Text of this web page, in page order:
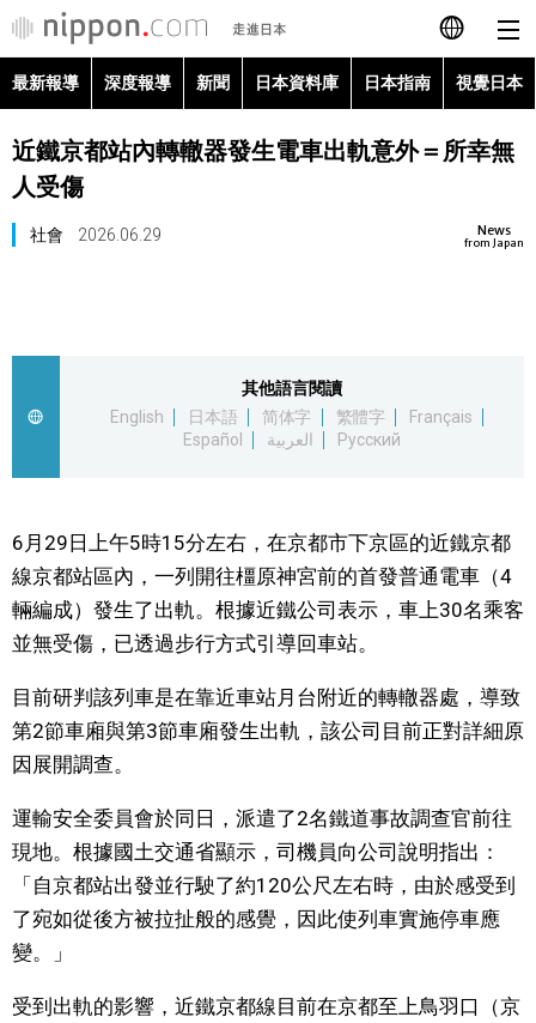
日本語
English
最新報導
視覺日本
臺灣香港
更多
人物訪談
日本入門
政治外交
最新報導 深度報導 新聞 日本資料庫 日本指南 視覺日本
近鐵京都站內轉轍器發生電車出軌意外＝所幸無
人受傷
News
from Japan
社會 2026.06.29
其他語言閱讀
English
日本語 简体字 繁體字
Français
Español
العربية Русский
6月29日上午5時15分左右，在京都市下京區的近鐵京都
線京都站區內，一列開往橿原神宮前的首發普通電車（4
輛編成）發生了出軌。根據近鐵公司表示，車上30名乘客
並無受傷，已透過步行方式引導回車站。
目前研判該列車是在靠近車站月台附近的轉轍器處，導致
第2節車廂與第3節車廂發生出軌，該公司目前正對詳細原
因展開調查。
運輸安全委員會於同日，派遣了2名鐵道事故調查官前往
現地。根據國土交通省顯示，司機員向公司說明指出：
「自京都站出發並行駛了約120公尺左右時，由於感受到
了宛如從後方被拉扯般的感覺，因此使列車實施停車應
變。」
受到出軌的影響，近鐵京都線目前在京都至上鳥羽口（京